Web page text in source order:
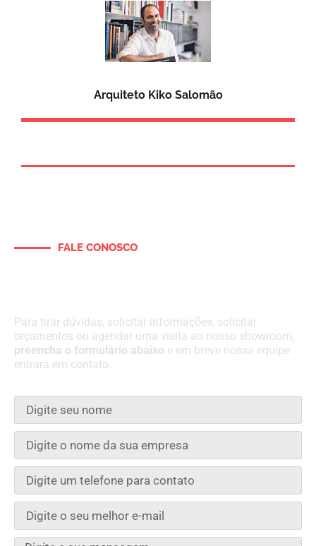
Arquiteto Kiko Salomão
FALE CONOSCO
Para tirar dúvidas, solicitar informações, solicitar
orçamentos ou agendar uma visita ao nosso showroom,
preencha o formulário abaixo e em breve nossa equipe
entrará em contato.